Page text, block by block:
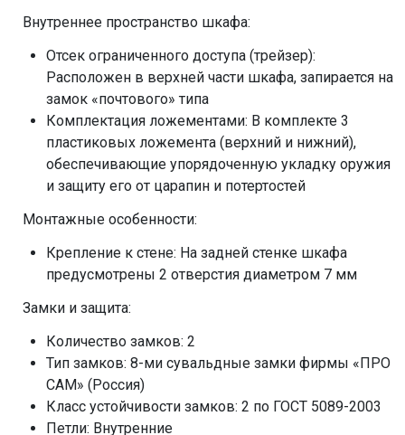
Внутреннее пространство шкафа:
Отсек ограниченного доступа (трейзер):
Расположен в верхней части шкафа, запирается на
замок «почтового» типа
Комплектация ложементами: В комплекте 3
пластиковых ложемента (верхний и нижний),
обеспечивающие упорядоченную укладку оружия
и защиту его от царапин и потертостей
Монтажные особенности:
Крепление к стене: На задней стенке шкафа
предусмотрены 2 отверстия диаметром 7 мм
Замки и защита:
Количество замков: 2
Тип замков: 8-ми сувальдные замки фирмы «ПРО
САМ» (Россия)
Класс устойчивости замков: 2 по ГОСТ 5089-2003
Петли: Внутренние